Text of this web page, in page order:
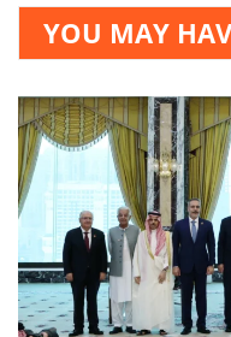
YOU MAY